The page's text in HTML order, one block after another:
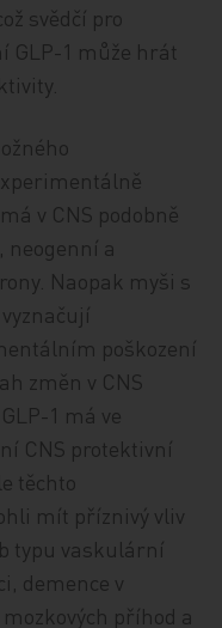
svědčí pro
GLP-1 může hrát
v CNS podobně
a
Naopak myši s
poškození
změn v CNS
1 má ve
CNS protektivní
těchto
mít příznivý vliv
typu vaskulární
demence v
příhod a